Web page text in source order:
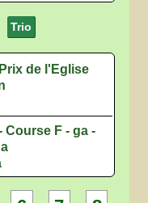
Trio
Prix de l'Eglise
Course F - ga -